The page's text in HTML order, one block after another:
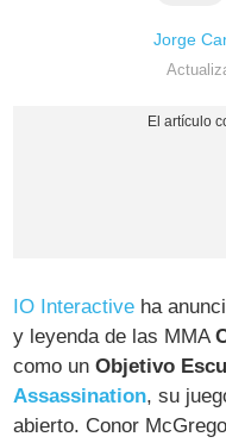
Jorge
IO Interactive ha
y leyenda de las MMA
como unObjetivo
Assassination, su
abierto. Conor